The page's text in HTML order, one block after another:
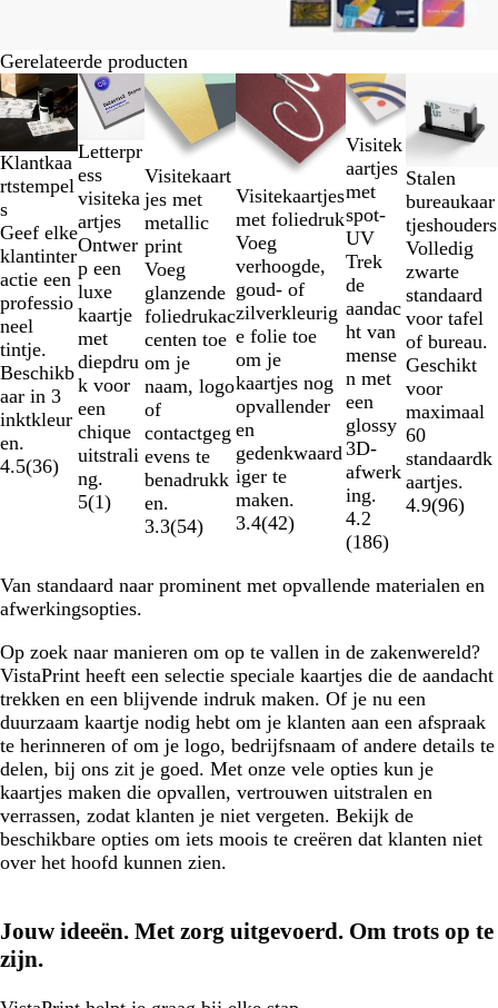
Gerelateerde producten
Klantkaa
rtstempel
s
Geef elke
klantinter
actie een
professio
neel
tintje.
Beschikb
aar in 3
inktkleur
en.
4.5(36)
Letterpr
ess
visiteka
artjes
Ontwer
p een
luxe
kaartje
met
diepdru
k voor
een
chique
uitstrali
ng.
5(1)
Visitekaart
jes met
metallic
print
Voeg
glanzende
foliedrukac
centen toe
om je
naam, logo
of
contactgeg
evens te
benadrukk
en.
3.3(54)
Visitekaartjes
met foliedruk
Voeg
verhoogde,
goud- of
zilverkleurig
e folie toe
om je
kaartjes nog
opvallender
en
gedenkwaard
iger te
maken.
3.4(42)
Visitek
aartjes
met
spot-
UV
Trek
de
aandac
ht van
mense
n met
een
glossy
3D-
afwerk
ing.
4.2
(186)
Stalen
bureaukaar
tjeshouders
Volledig
zwarte
standaard
voor tafel
of bureau.
Geschikt
voor
maximaal
60
standaardk
aartjes.
4.9(96)
Dia's
1
t/m
2
van
Van standaard naar prominent met opvallende materialen en
afwerkingsopties.
Op zoek naar manieren om op te vallen in de zakenwereld?
VistaPrint heeft een selectie speciale kaartjes die de aandacht
trekken en een blijvende indruk maken. Of je nu een
duurzaam kaartje nodig hebt om je klanten aan een afspraak
te herinneren of om je logo, bedrijfsnaam of andere details te
delen, bij ons zit je goed. Met onze vele opties kun je
kaartjes maken die opvallen, vertrouwen uitstralen en
verrassen, zodat klanten je niet vergeten. Bekijk de
beschikbare opties om iets moois te creëren dat klanten niet
over het hoofd kunnen zien.
Jouw ideeën. Met zorg uitgevoerd. Om trots op te
zijn.